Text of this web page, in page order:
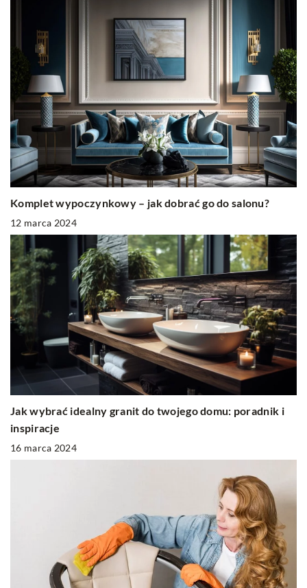
Komplet wypoczynkowy – jak dobrać go do salonu?
12 marca 2024
Jak wybrać idealny granit do twojego domu: poradnik i
inspiracje
16 marca 2024